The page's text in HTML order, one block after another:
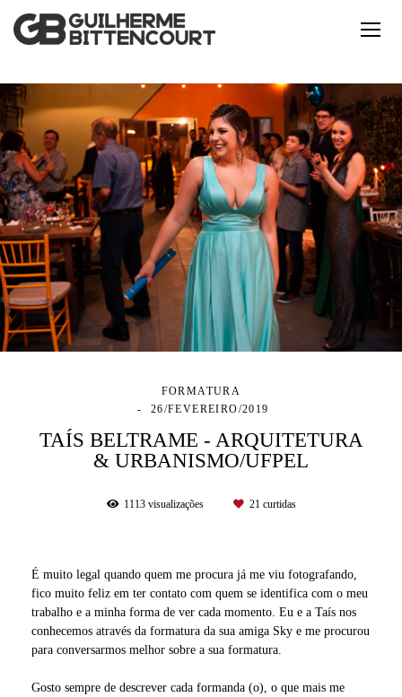
FORMATURA
26/FEVEREIRO/2019
TAÍS BELTRAME - ARQUITETURA
& URBANISMO/UFPEL
1113visualizações 21curtidas
É muito legal quando quem me procura já me viu fotografando,
fico muito feliz em ter contato com quem se identifica com o meu
trabalho e a minha forma de ver cada momento. Eu e a Taís nos
conhecemos através da formatura da sua amiga Sky e me procurou
para conversarmos melhor sobre a sua formatura.
Gosto sempre de descrever cada formanda (o), o que mais me